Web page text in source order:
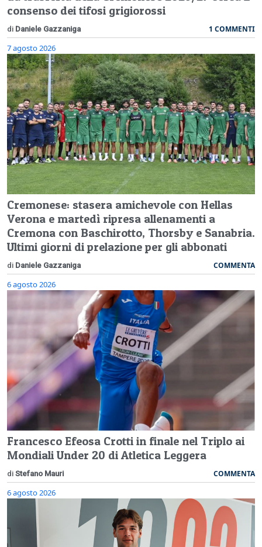
consenso dei tifosi grigiorossi
di Daniele Gazzaniga 1 COMMENTI
7 agosto 2026
Cremonese: stasera amichevole con Hellas
Verona e martedì ripresa allenamenti a
Cremona con Baschirotto, Thorsby e Sanabria.
Ultimi giorni di prelazione per gli abbonati
di Daniele Gazzaniga COMMENTA
6 agosto 2026
Francesco Efeosa Crotti in finale nel Triplo ai
Mondiali Under 20 di Atletica Leggera
di Stefano Mauri COMMENTA
6 agosto 2026